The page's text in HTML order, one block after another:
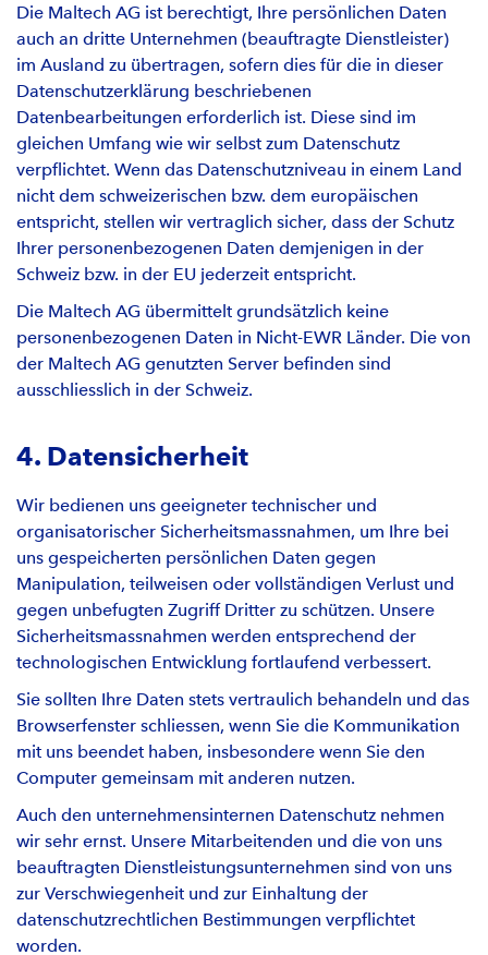
Die Maltech AG ist berechtigt, Ihre persönlichen Daten
auch an dritte Unternehmen (beauftragte Dienstleister)
im Ausland zu übertragen, sofern dies für die in dieser
Datenschutzerklärung beschriebenen
Datenbearbeitungen erforderlich ist. Diese sind im
gleichen Umfang wie wir selbst zum Datenschutz
verpflichtet. Wenn das Datenschutzniveau in einem Land
nicht dem schweizerischen bzw. dem europäischen
entspricht, stellen wir vertraglich sicher, dass der Schutz
Ihrer personenbezogenen Daten demjenigen in der
Schweiz bzw. in der EU jederzeit entspricht.
Die Maltech AG übermittelt grundsätzlich keine
personenbezogenen Daten in Nicht-EWR Länder. Die von
der Maltech AG genutzten Server befinden sind
ausschliesslich in der Schweiz.
4. Datensicherheit
Wir bedienen uns geeigneter technischer und
organisatorischer Sicherheitsmassnahmen, um Ihre bei
uns gespeicherten persönlichen Daten gegen
Manipulation, teilweisen oder vollständigen Verlust und
gegen unbefugten Zugriff Dritter zu schützen. Unsere
Sicherheitsmassnahmen werden entsprechend der
technologischen Entwicklung fortlaufend verbessert.
Sie sollten Ihre Daten stets vertraulich behandeln und das
Browserfenster schliessen, wenn Sie die Kommunikation
mit uns beendet haben, insbesondere wenn Sie den
Computer gemeinsam mit anderen nutzen.
Auch den unternehmensinternen Datenschutz nehmen
wir sehr ernst. Unsere Mitarbeitenden und die von uns
beauftragten Dienstleistungsunternehmen sind von uns
zur Verschwiegenheit und zur Einhaltung der
datenschutzrechtlichen Bestimmungen verpflichtet
worden.